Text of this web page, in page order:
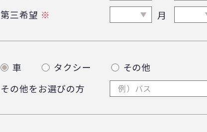
第三希望 ※ 月
車 タクシー
その他
その他をお選びの方